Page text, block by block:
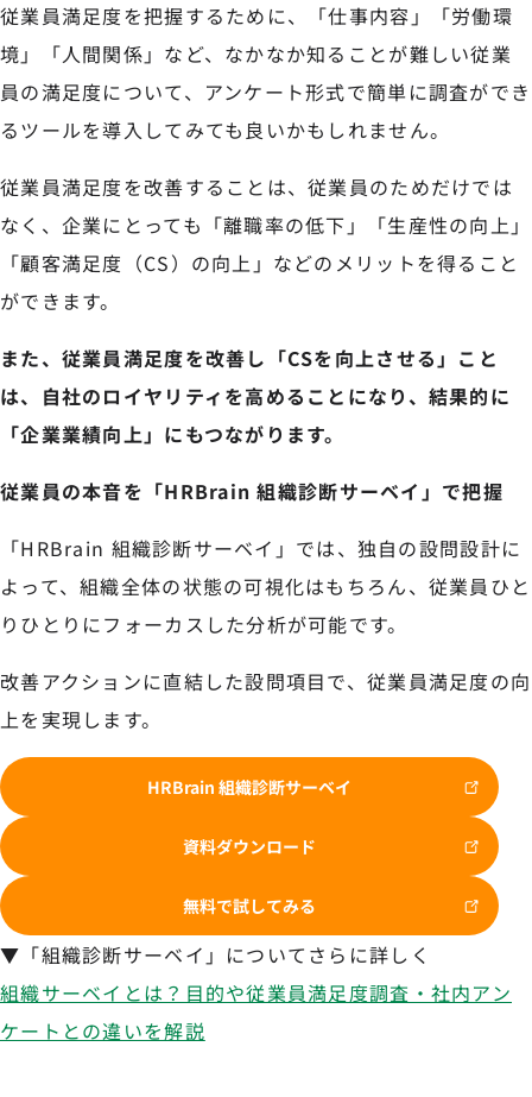
従業員満足度を把握するために、「仕事内容」「労働環
境」「人間関係」など、なかなか知ることが難しい従業
員の満足度について、アンケート形式で簡単に調査ができ
るツールを導入してみても良いかもしれません。
従業員満足度を改善することは、従業員のためだけでは
なく、企業にとっても「離職率の低下」「生産性の向上」
「顧客満足度（CS）の向上」などのメリットを得ること
ができます。
また、従業員満足度を改善し「CSを向上させる」こと
は、自社のロイヤリティを高めることになり、結果的に
「企業業績向上」にもつながります。
従業員の本音を「HRBrain 組織診断サーベイ」で把握
「HRBrain 組織診断サーベイ」では、独自の設問設計に
よって、組織全体の状態の可視化はもちろん、従業員ひと
りひとりにフォーカスした分析が可能です。
改善アクションに直結した設問項目で、従業員満足度の向
上を実現します。
HRBrain 組織診断サーベイ
資料ダウンロード
無料で試してみる
▼「組織診断サーベイ」についてさらに詳しく
組織サーベイとは？目的や従業員満足度調査・社内アン
ケートとの違いを解説